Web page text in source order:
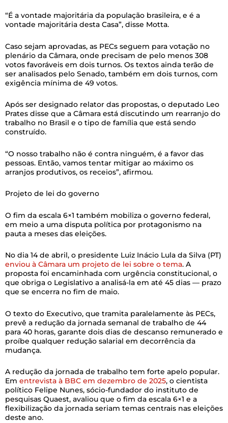
“É a vontade majoritária da população brasileira, e é a
vontade majoritária desta Casa”, disse Motta.
Caso sejam aprovadas, as PECs seguem para votação no
plenário da Câmara, onde precisam de pelo menos 308
votos favoráveis em dois turnos. Os textos ainda terão de
ser analisados pelo Senado, também em dois turnos, com
exigência mínima de 49 votos.
Após ser designado relator das propostas, o deputado Leo
Prates disse que a Câmara está discutindo um rearranjo do
trabalho no Brasil e o tipo de família que está sendo
construído.
“O nosso trabalho não é contra ninguém, é a favor das
pessoas. Então, vamos tentar mitigar ao máximo os
arranjos produtivos, os receios”, afirmou.
Projeto de lei do governo
O fim da escala 6×1 também mobiliza o governo federal,
em meio a uma disputa política por protagonismo na
pauta a meses das eleições.
No dia 14 de abril, o presidente Luiz Inácio Lula da Silva (PT)
enviou à Câmara um projeto de lei sobre o tema. A
proposta foi encaminhada com urgência constitucional, o
que obriga o Legislativo a analisá-la em até 45 dias — prazo
que se encerra no fim de maio.
O texto do Executivo, que tramita paralelamente às PECs,
prevê a redução da jornada semanal de trabalho de 44
para 40 horas, garante dois dias de descanso remunerado e
proíbe qualquer redução salarial em decorrência da
mudança.
A redução da jornada de trabalho tem forte apelo popular.
Em entrevista à BBC em dezembro de 2025, o cientista
político Felipe Nunes, sócio-fundador do instituto de
pesquisas Quaest, avaliou que o fim da escala 6×1 e a
flexibilização da jornada seriam temas centrais nas eleições
deste ano.